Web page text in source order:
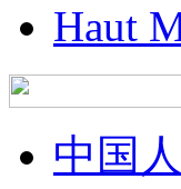
Haut
中国